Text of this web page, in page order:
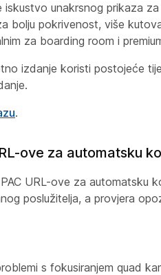
iskustvo unakrsnog prikaza
bolju pokrivenost, više
za boarding room i
izdanje koristi postojeće
.
ove za automatsku
URL-ove za automatsku
poslužitelja, a provjera
s fokusiranjem quad